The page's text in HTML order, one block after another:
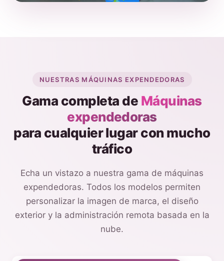
NUESTRAS MÁQUINAS EXPENDEDORAS
Gama completa de Máquinas
expendedoras
para cualquier lugar con mucho
tráfico
Echa un vistazo a nuestra gama de máquinas
expendedoras. Todos los modelos permiten
personalizar la imagen de marca, el diseño
exterior y la administración remota basada en la
nube.